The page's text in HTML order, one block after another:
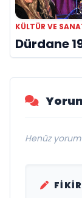
KÜLTÜR VE
Dürdane
Henüz yorum